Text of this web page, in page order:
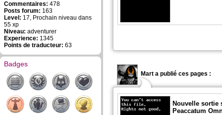
Commentaires: 478
Posts forum: 163
Level: 17, Prochain niveau dans
55 xp
Niveau: adventurer
Experience: 1345
Points de traducteur: 63
Badges
Mart a publié ces pages :
Nouvelle sortie
Peaccatum